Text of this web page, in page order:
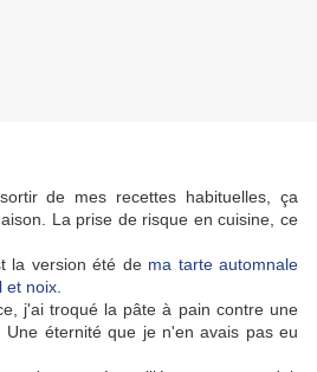
de mes recettes habituelles, ça
La prise de risque en cuisine, ce
la version été de ma tarte automnale
et noix
j'ai troqué la pâte à pain contre une
Une éternité que je n'en avais pas eu